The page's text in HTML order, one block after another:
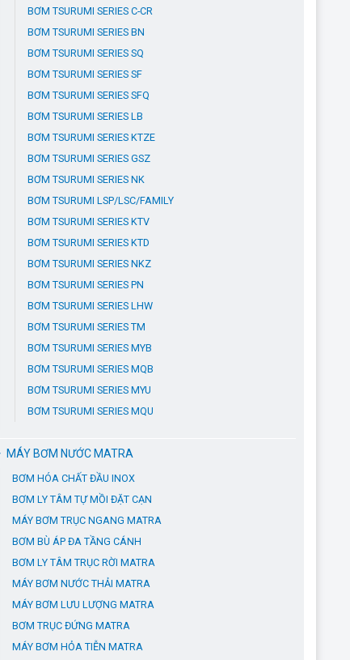
BƠM TSURUMI SERIES C-CR
BƠM TSURUMI SERIES BN
BƠM TSURUMI SERIES SQ
BƠM TSURUMI SERIES SF
BƠM TSURUMI SERIES SFQ
BƠM TSURUMI SERIES LB
BƠM TSURUMI SERIES KTZE
BƠM TSURUMI SERIES GSZ
BƠM TSURUMI SERIES NK
BƠM TSURUMI LSP/LSC/FAMILY
BƠM TSURUMI SERIES KTV
BƠM TSURUMI SERIES KTD
BƠM TSURUMI SERIES NKZ
BƠM TSURUMI SERIES PN
BƠM TSURUMI SERIES LHW
BƠM TSURUMI SERIES TM
BƠM TSURUMI SERIES MYB
BƠM TSURUMI SERIES MQB
BƠM TSURUMI SERIES MYU
BƠM TSURUMI SERIES MQU
MÁY BƠM NƯỚC MATRA
BƠM HÓA CHẤT ĐẦU INOX
BƠM LY TÂM TỰ MỒI ĐẶT CẠN
MÁY BƠM TRỤC NGANG MATRA
BƠM BÙ ÁP ĐA TẦNG CÁNH
BƠM LY TÂM TRỤC RỜI MATRA
MÁY BƠM NƯỚC THẢI MATRA
MÁY BƠM LƯU LƯỢNG MATRA
BƠM TRỤC ĐỨNG MATRA
MÁY BƠM HỎA TIỄN MATRA